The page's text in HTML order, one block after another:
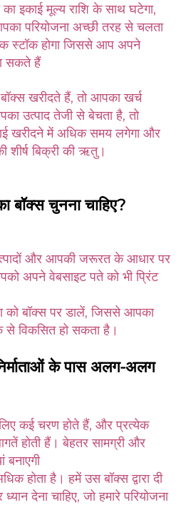
इकाई मूल्य राशि के साथ घटेगा,
परियोजना अच्छी तरह से चलता
स्टॉक होगा जिससे आप अपने
सकते हैं
खरीदते हैं, तो आपका खर्च
उत्पाद तेजी से बेचता है, तो
शीर्ष बिक्री की ऋतु।
बॉक्स चुनना चाहिए?
और आपकी जरूरत के आधार पर
अपने वेबसाइट पते को भी प्रिंट
को बॉक्स पर डालें, जिससे आपका
से विकसित हो सकता है।
के पास अलग-अलग
कई चरण होते हैं, और प्रत्येक
होती हैं। बेहतर सामग्री और
बनाएगी
होता है। हमें उस बॉक्स द्वारा दी
देना चाहिए, जो हमारे परियोजना